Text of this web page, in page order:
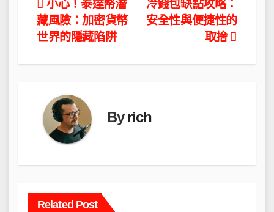
文
章
導
冷錢包缺點攻略：
安全性與便捷性的
取捨
小心！泰達幣潛
藏風險：加密貨幣
世界的隱藏陷阱
Byrich
Related Post